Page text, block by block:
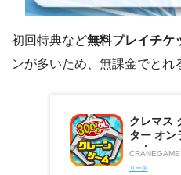
初回特典など無料プレイチケ
ンが多いため、無課金でとれ
クレマス
ター オン
ーム
リーチ